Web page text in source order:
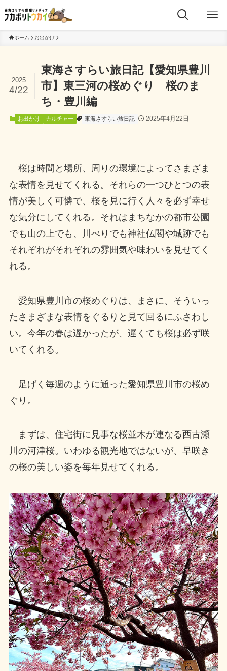
ホーム お出かけ
東海さすらい旅日記【愛知県豊川
市】東三河の桜めぐり 桜のま
ち・豊川編
2025
4/22
お出かけ カルチャー 東海さすらい旅日記 2025年4月22日
桜は時間と場所、周りの環境によってさまざま
な表情を見せてくれる。それらの一つひとつの表
情が美しく可憐で、桜を見に行く人々を必ず幸せ
な気分にしてくれる。それはまちなかの都市公園
でも山の上でも、川べりでも神社仏閣や城跡でも
それぞれがそれぞれの雰囲気や味わいを見せてく
れる。
愛知県豊川市の桜めぐりは、まさに、そういっ
たさまざまな表情をぐるりと見て回るにふさわし
い。今年の春は遅かったが、遅くても桜は必ず咲
いてくれる。
足げく毎週のように通った愛知県豊川市の桜め
ぐり。
まずは、住宅街に見事な桜並木が連なる西古瀬
川の河津桜。いわゆる観光地ではないが、早咲き
の桜の美しい姿を毎年見せてくれる。